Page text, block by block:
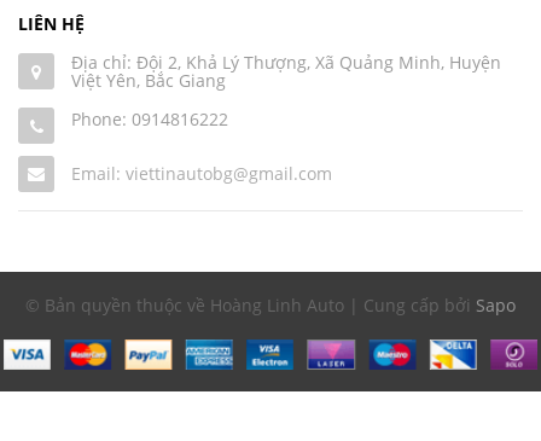
LIÊN HỆ
Địa chỉ: Đội 2, Khả Lý Thượng, Xã Quảng Minh, Huyện
Việt Yên, Bắc Giang
Phone: 0914816222
Email: viettinautobg@gmail.com
© Bản quyền thuộc về Hoàng Linh Auto | Cung cấp bởi Sapo